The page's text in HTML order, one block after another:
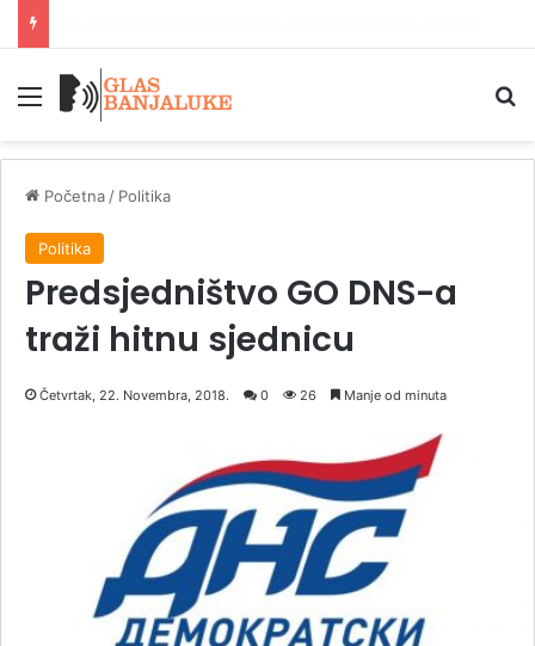
Meni
Početna / Politika
Politika
Predsjedništvo GO DNS-a
traži hitnu sjednicu
Četvrtak, 22. Novembra, 2018. 0 26 Manje od minuta